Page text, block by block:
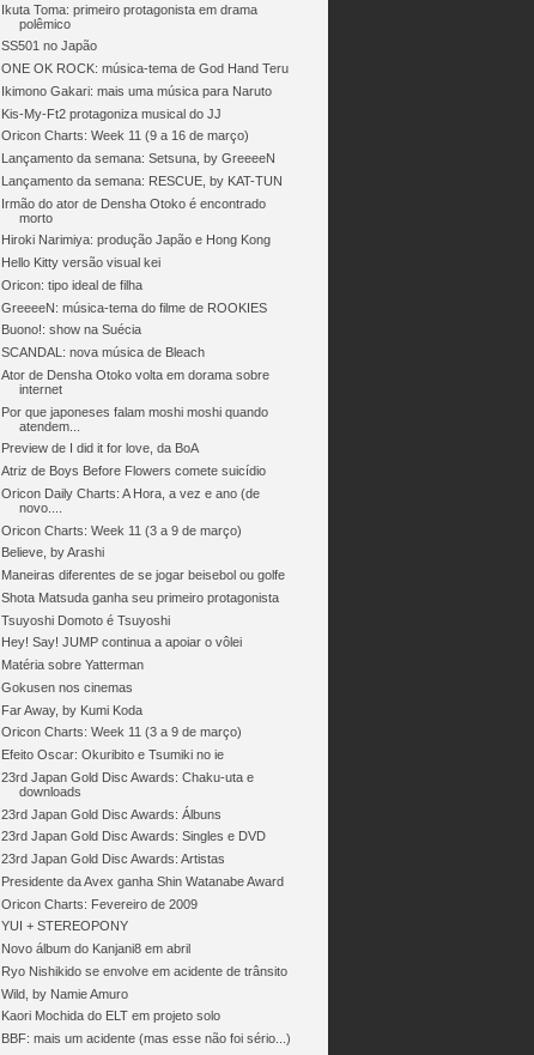
Ikuta Toma: primeiro protagonista em drama
polêmico
SS501 no Japão
ONE OK ROCK: música-tema de God Hand Teru
Ikimono Gakari: mais uma música para Naruto
Kis-My-Ft2 protagoniza musical do JJ
Oricon Charts: Week 11 (9 a 16 de março)
Lançamento da semana: Setsuna, by GreeeeN
Lançamento da semana: RESCUE, by KAT-TUN
Irmão do ator de Densha Otoko é encontrado
morto
Hiroki Narimiya: produção Japão e Hong Kong
Hello Kitty versão visual kei
Oricon: tipo ideal de filha
GreeeeN: música-tema do filme de ROOKIES
Buono!: show na Suécia
SCANDAL: nova música de Bleach
Ator de Densha Otoko volta em dorama sobre
internet
Por que japoneses falam moshi moshi quando
atendem...
Preview de I did it for love, da BoA
Atriz de Boys Before Flowers comete suicídio
Oricon Daily Charts: A Hora, a vez e ano (de
novo....
Oricon Charts: Week 11 (3 a 9 de março)
Believe, by Arashi
Maneiras diferentes de se jogar beisebol ou golfe
Shota Matsuda ganha seu primeiro protagonista
Tsuyoshi Domoto é Tsuyoshi
Hey! Say! JUMP continua a apoiar o vôlei
Matéria sobre Yatterman
Gokusen nos cinemas
Far Away, by Kumi Koda
Oricon Charts: Week 11 (3 a 9 de março)
Efeito Oscar: Okuribito e Tsumiki no ie
23rd Japan Gold Disc Awards: Chaku-uta e
downloads
23rd Japan Gold Disc Awards: Álbuns
23rd Japan Gold Disc Awards: Singles e DVD
23rd Japan Gold Disc Awards: Artistas
Presidente da Avex ganha Shin Watanabe Award
Oricon Charts: Fevereiro de 2009
YUI + STEREOPONY
Novo álbum do Kanjani8 em abril
Ryo Nishikido se envolve em acidente de trânsito
Wild, by Namie Amuro
Kaori Mochida do ELT em projeto solo
BBF: mais um acidente (mas esse não foi sério...)